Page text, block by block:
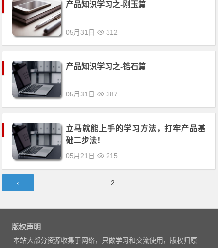
产品知识学习之-刚玉篇
05月31日 312
产品知识学习之-锆石篇
05月31日 387
立马就能上手的学习方法，打牢产品基
础二步法！
05月21日 215
章
2
版权声明
本站大部分资源收集于网络，只做学习和交流使用，版权归原